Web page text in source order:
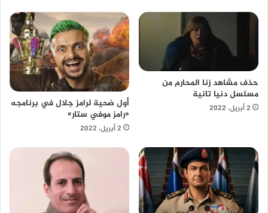
حذف مشاهد زنا المحارم من
مسلسل دنيا تانية
2 أبريل، 2022
أول ضحية لرامز جلال في برنامجه
«رامز موفي ستار»
2 أبريل، 2022